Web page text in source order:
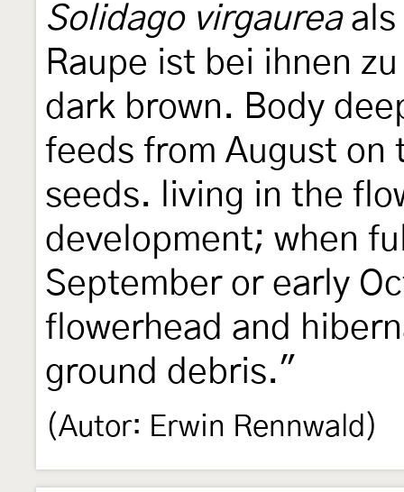
Solidago virgaureaals
Raupe ist bei ihnen
dark brown. Body
feeds from August on
seeds. living in the
development; when
September or early
flowerhead and
ground debris."
(Autor: Erwin Rennwald)